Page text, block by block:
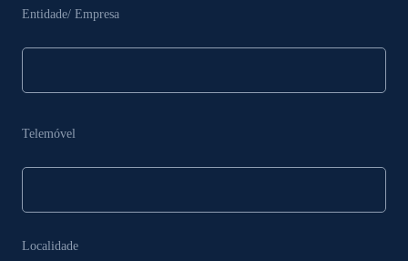
Entidade/ Empresa
Telemóvel
Localidade